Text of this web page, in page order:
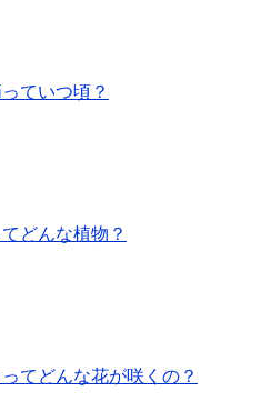
ていつ頃？
どんな植物？
てどんな花が咲くの？